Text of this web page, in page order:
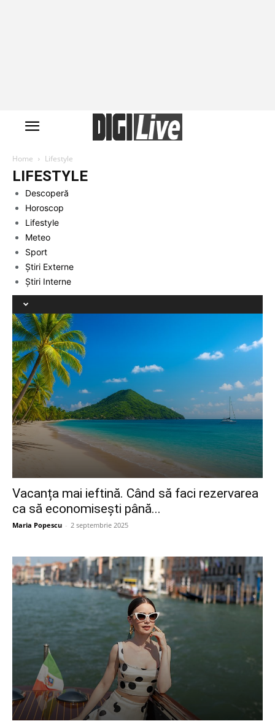
Home Lifestyle
LIFESTYLE
Descoperă
Horoscop
Lifestyle
Meteo
Sport
Știri Externe
Știri Interne
Vacanța mai ieftină. Când să faci rezervarea
ca să economisești până...
Maria Popescu - 2 septembrie 2025